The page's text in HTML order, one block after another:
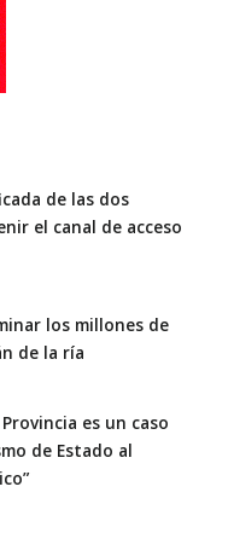
de las dos
el canal de acceso
los millones de
de la ría
es un caso
de Estado al